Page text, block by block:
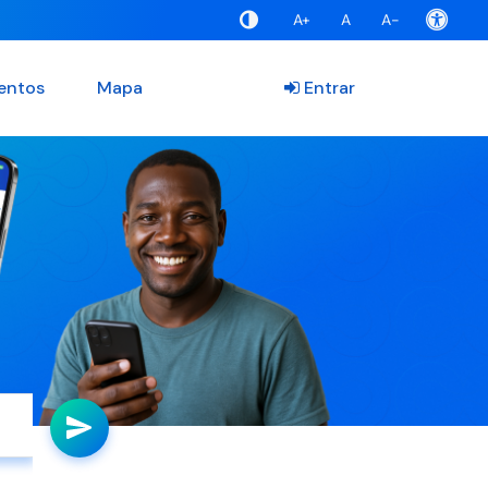
A+ A A-
Mapa Entrar